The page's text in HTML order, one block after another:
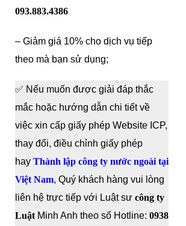
093.883.4386
– Giảm giá 10% cho dịch vụ tiếp
theo mà bạn sử dụng;
✅ Nếu muốn được giải đáp thắc
mắc hoặc hướng dẫn chi tiết về
việc xin cấp giấy phép Website ICP,
thay đổi, điều chỉnh giấy phép
hay Thành lập công ty nước ngoài tại
Việt Nam, Quý khách hàng vui lòng
liên hệ trực tiếp với Luật sư công ty
Luật Minh Anh theo số Hotline: 0938